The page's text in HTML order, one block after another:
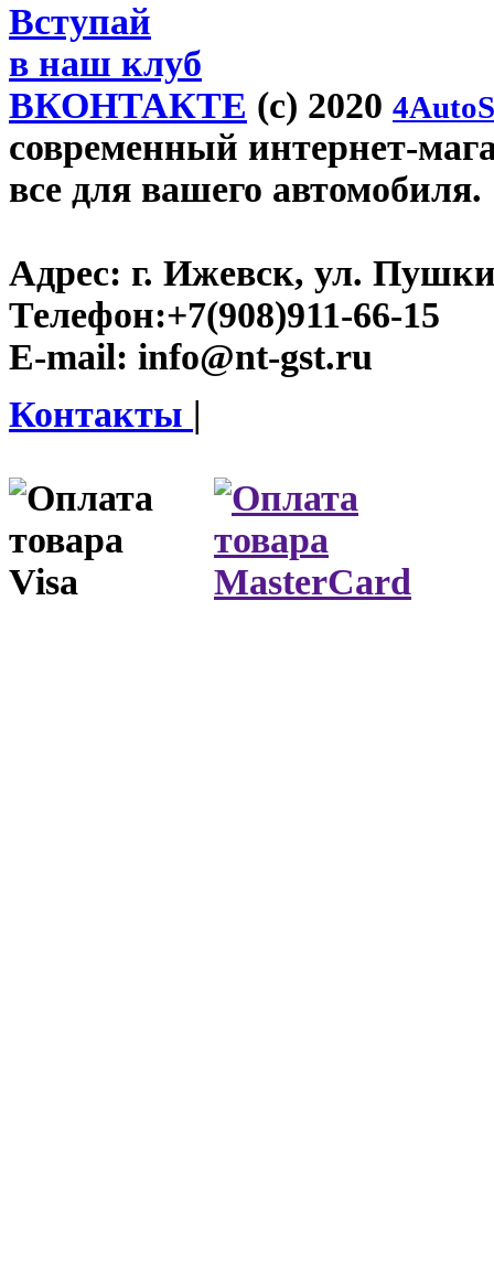
Вступай
в наш клуб
ВКОНТАКТЕ (c) 2020
современный интернет-
все для вашего автомобиля.
Адрес: г. Ижевск, ул.
Телефон:+7(908)911-66-15
E-mail: info@nt-gst.ru
Контакты |